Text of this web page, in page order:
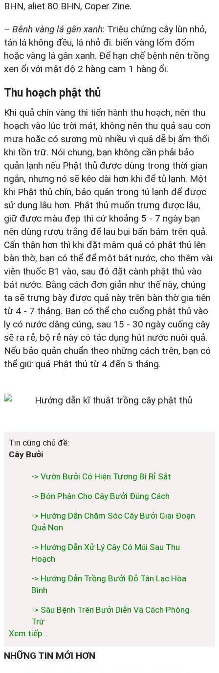
BHN, aliet 80 BHN, Coper Zine.
– Bệnh vàng lá gân xanh: Triệu chứng cây lùn nhỏ,
tán lá không đều, lá nhỏ đi. biến vàng lốm đốm
hoặc vàng lá gân xanh. Để hạn chế bệnh nên trồng
xen ổi với mật độ 2 hàng cam 1 hàng ổi.
Thu hoạch phật thủ
Khi quả chín vàng thì tiến hành thu hoạch, nên thu
hoạch vào lúc trời mát, không nên thu quả sau cơn
mưa hoặc có sương mù nhiều vì quả dễ bị ẩm thối
khi tồn trữ. Nói chung, bạn không cần phải bảo
quản lạnh nếu Phật thủ được dùng trong thời gian
ngắn, nhưng nó sẽ kéo dài hơn khi để tủ lạnh. Một
khi Phật thủ chín, bảo quản trong tủ lạnh để được
sử dụng lâu hơn. Phật thủ muốn trưng được lâu,
giữ được màu đẹp thì cứ khoảng 5 - 7 ngày bạn
nên dùng rượu trắng để lau bụi bẩn bám trên quả.
Cẩn thận hơn thì khi đặt mâm quả có phật thủ lên
bàn thờ, bạn có thể để một bát nước, cho thêm vài
viên thuốc B1 vào, sau đó đặt cành phật thủ vào
bát nước. Bằng cách đơn giản như thế này, chúng
ta sẽ trưng bày được quả này trên bàn thờ gia tiên
từ 4 - 7 tháng. Bạn có thể cho cuống phật thủ vào
ly có nước dâng cúng, sau 15 - 30 ngày cuống cây
sẽ ra rễ, bộ rễ này có tác dụng hút nước nuôi quả.
Nếu bảo quản chuẩn theo những cách trên, bạn có
thể giữ quả Phật thủ từ 4 đến 5 tháng.
Tin cùng chủ đề:
Cây Bưởi
-> Vườn Bưởi Có Hiện Tượng Bị Rỉ Sắt
-> Bón Phân Cho Cây Bưởi Đúng Cách
-> Hướng Dẫn Chăm Sóc Cây Bưởi Giai Đoạn
Quả Non
-> Hướng Dẫn Xử Lý Cây Có Múi Sau Thu
Hoạch
-> Hướng Dẫn Trồng Bưởi Đỏ Tân Lạc Hòa
Bình
-> Sâu Bệnh Trên Bưởi Diễn Và Cách Phòng
Trừ
Xem tiếp...
NHỮNG TIN MỚI HƠN